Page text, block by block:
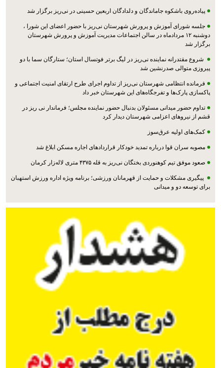
پیاده‌روی باشکوه جاماندگان و دلدادگان اربعین حسینی در نی‌ریز برگزار شد
جلسه شورای آموزش و پرورش شهرستان نی‌ریز با حضور اعضای این شورا ،
دوشنبه ۱۲ مردادماه در سالن اجتماعات مدیریت آموزش و پرورش شهرستان
برگزار شد
شروع مقتدرانه نماینده نی‌ریز در لیگ برتر فوتسال استان؛ ستارگان سما با دو
پیروزی متوالی صدرنشین شد
فرمانده انتظامی شهرستان نی‌ریز از تداوم اجرای طرح ارتقای امنیت اجتماعی و
پاکسازی پارک‌ها و تفرجگاه‌های این شهرستان خبر داد
تداوم حضور میدانی مسئولان بدنبال حضور نماینده مجلس؛ فرماندار نی ریز در
قشم از نیروهای اعزامی شهرستان دیدار کرد
کمک‌های اولیه عرق‌سوز
مصوبه سران قوا درباره تمدید خودکار قراردادهای اجاره مسکن ابلاغ شد
صعود موفق تیم کوهنوردی بختگان نی‌ریز به قله ۴۳۷۵ متری لاله‌زار کرمان
پیگیری مشکلات و حمایت از قهرمانان ورزشی؛ برنامه ویژه اداره ورزش استهبان
برای توسعه دو و میدانی